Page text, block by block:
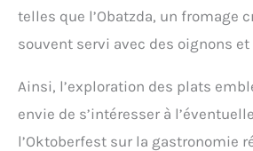
telles que l’Obatzda, un fromage
souvent servi avec des oignons
Ainsi, l’exploration des plats
envie de s’intéresser à
l’Oktoberfest sur la gastronomie